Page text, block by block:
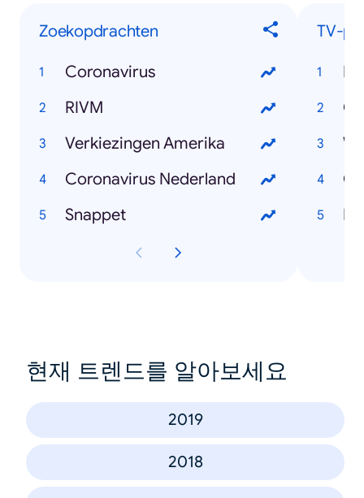
Zoekopdrachten
Coronavirus
RIVM
Verkiezingen Amerika
Coronavirus Nederland
Snappet
TV-
현재 트렌드를 알아보세요
2019
2018